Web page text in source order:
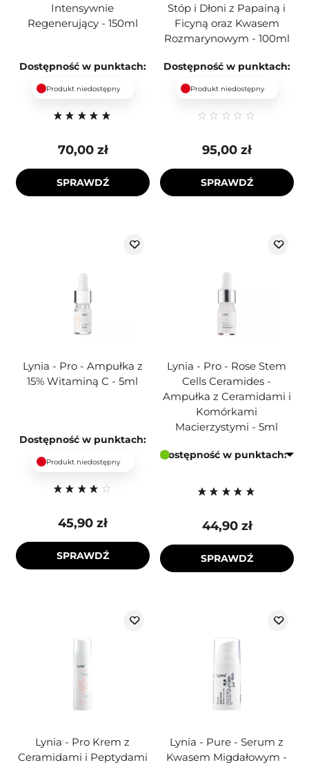
Intensywnie
Regenerujący - 150ml
Dostępność w punktach:
Produkt niedostępny
70,00 zł
SPRAWDŹ
Stóp i Dłoni z Papainą i
Ficyną oraz Kwasem
Rozmarynowym - 100ml
Dostępność w punktach:
Produkt niedostępny
95,00 zł
SPRAWDŹ
Lynia - Pro - Ampułka z
15% Witaminą C - 5ml
Dostępność w punktach:
Produkt niedostępny
45,90 zł
SPRAWDŹ
Lynia - Pro - Rose Stem
Cells Ceramides -
Ampułka z Ceramidami i
Komórkami
Macierzystymi - 5ml
Dostępność w punktach:
44,90 zł
SPRAWDŹ
Lynia - Pro Krem z
Ceramidami i Peptydami
Lynia - Pure - Serum z
Kwasem Migdałowym -